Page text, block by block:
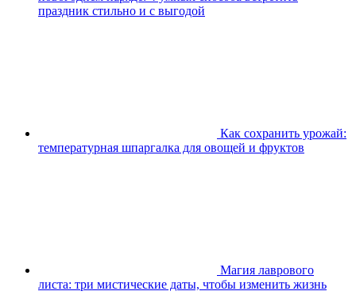
праздник стильно и с выгодой
Как сохранить урожай:
температурная шпаргалка для овощей и фруктов
Магия лаврового
листа: три мистические даты, чтобы изменить жизнь